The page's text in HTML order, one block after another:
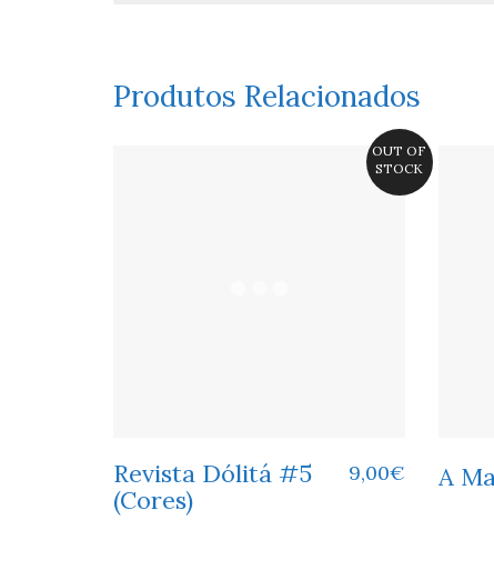
Produtos Relacionados
OUT OF
STOCK
Revista Dólitá #5
(Cores)
9,00€ A